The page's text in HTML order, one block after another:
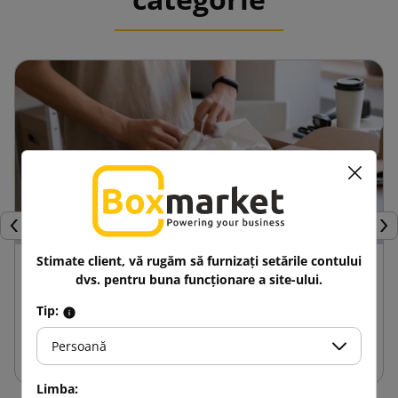
Inapoi
24 aprilie 2025
personalizate în comparație cu alte
ambalaje
Stimate client, vă rugăm să furnizați setările contului
dvs. pentru buna funcționare a site-ului.
Tip:
Persoană
Limba: